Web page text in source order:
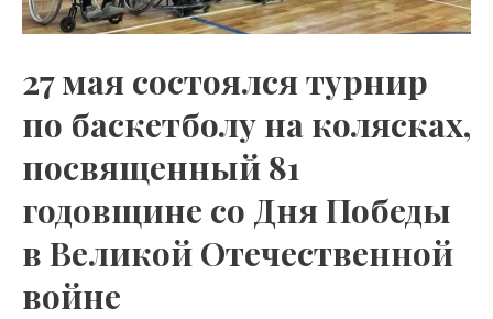
27 мая состоялся турнир
по баскетболу на колясках,
посвященный 81
годовщине со Дня Победы
в Великой Отечественной
войне
81
со
Дня
в
Великой
Отечественной
войне